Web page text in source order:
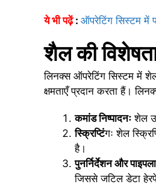
ये भी पढ़ें: ऑपरेटिंग सिस्टम में
शैल की
लिनक्स ऑपरेटिंग सिस्टम में
क्षमताएँ प्रदान करता हैं।
कमांड निष्पादनः शेल
स्क्रिप्टिंगः शेल
है।
पुनर्निर्देशन और
जिससे जटिल डेटा